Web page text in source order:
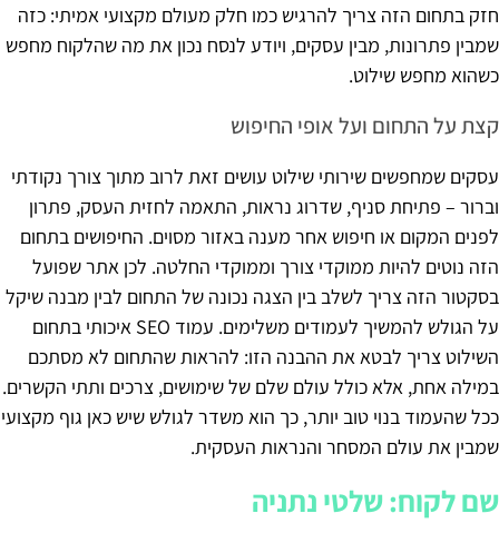
חזק בתחום הזה צריך להרגיש כמו חלק מעולם מקצועי אמיתי: כזה
שמבין פתרונות, מבין עסקים, ויודע לנסח נכון את מה שהלקוח מחפש
כשהוא מחפש שילוט.
קצת על התחום ועל אופי החיפוש
עסקים שמחפשים שירותי שילוט עושים זאת לרוב מתוך צורך נקודתי
וברור – פתיחת סניף, שדרוג נראות, התאמה לחזית העסק, פתרון
לפנים המקום או חיפוש אחר מענה באזור מסוים. החיפושים בתחום
הזה נוטים להיות ממוקדי צורך וממוקדי החלטה. לכן אתר שפועל
בסקטור הזה צריך לשלב בין הצגה נכונה של התחום לבין מבנה שיקל
על הגולש להמשיך לעמודים משלימים. עמוד SEO איכותי בתחום
השילוט צריך לבטא את ההבנה הזו: להראות שהתחום לא מסתכם
במילה אחת, אלא כולל עולם שלם של שימושים, צרכים ותתי הקשרים.
ככל שהעמוד בנוי טוב יותר, כך הוא משדר לגולש שיש כאן גוף מקצועי
שמבין את עולם המסחר והנראות העסקית.
שם לקוח: שלטי נתניה